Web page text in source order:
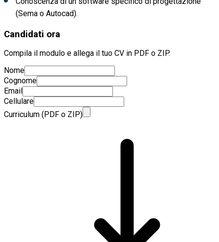
(Sema o Autocad).
Candidati ora
Compila il modulo e allega il tuo CV in PDF o ZIP.
Nome
Cognome
Email
Cellulare
Curriculum (PDF o ZIP)